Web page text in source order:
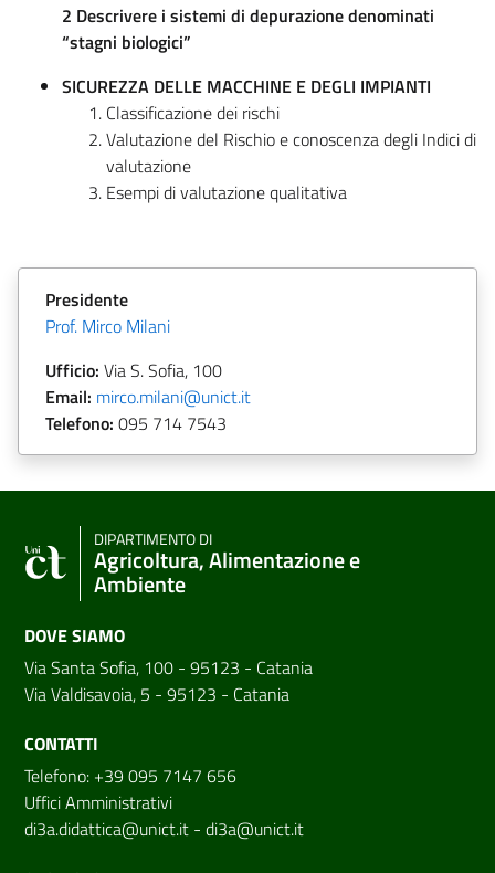
2 Descrivere i sistemi di depurazione denominati
“stagni biologici”
SICUREZZA DELLE MACCHINE E DEGLI IMPIANTI
Classificazione dei rischi
Valutazione del Rischio e conoscenza degli Indici di
valutazione
Esempi di valutazione qualitativa
Presidente
Prof. Mirco Milani
Ufficio: Via S. Sofia, 100
Email: mirco.milani@unict.it
Telefono: 095 714 7543
DIPARTIMENTO DI
Agricoltura, Alimentazione e
Ambiente
DOVE SIAMO
Via Santa Sofia, 100 - 95123 - Catania
Via Valdisavoia, 5 - 95123 - Catania
CONTATTI
Telefono: +39 095 7147 656
Uffici Amministrativi
di3a.didattica@unict.it - di3a@unict.it